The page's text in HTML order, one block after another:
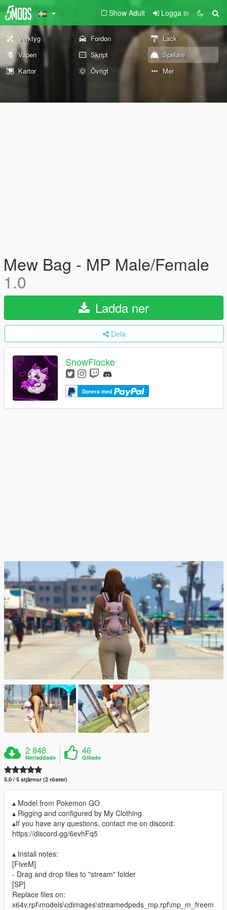
Show Adult Logga in
Verktyg Fordon
Lack
Vapen
Skript
Spelare
Kartor
Övrigt Mer
Mew Bag - MP Male/Female
1.0
Ladda ner
Dela
SnowFlocke
Donera med
2 848
Nerladdade
46
Gillade
5.0 / 5 stjärnor (2 röster)
▴ Model from Pokemon GO
▴ Rigging and configured by My Clothing
▴If you have any questions, contact me on discord:
https://discord.gg/6evhFq5
▴ Install notes:
[FiveM]
- Drag and drop files to "stream" folder
[SP]
Replace files on:
x64v.rpf\models\cdimages\streamedpeds_mp.rpf\mp_m_freem